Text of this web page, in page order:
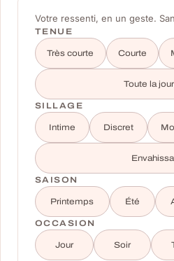
Votre ressenti, en un geste.
TENUE
Très courte Courte
Toute la
SILLAGE
Intime Discret
SAISON
Printemps Été
OCCASION
Jour Soir